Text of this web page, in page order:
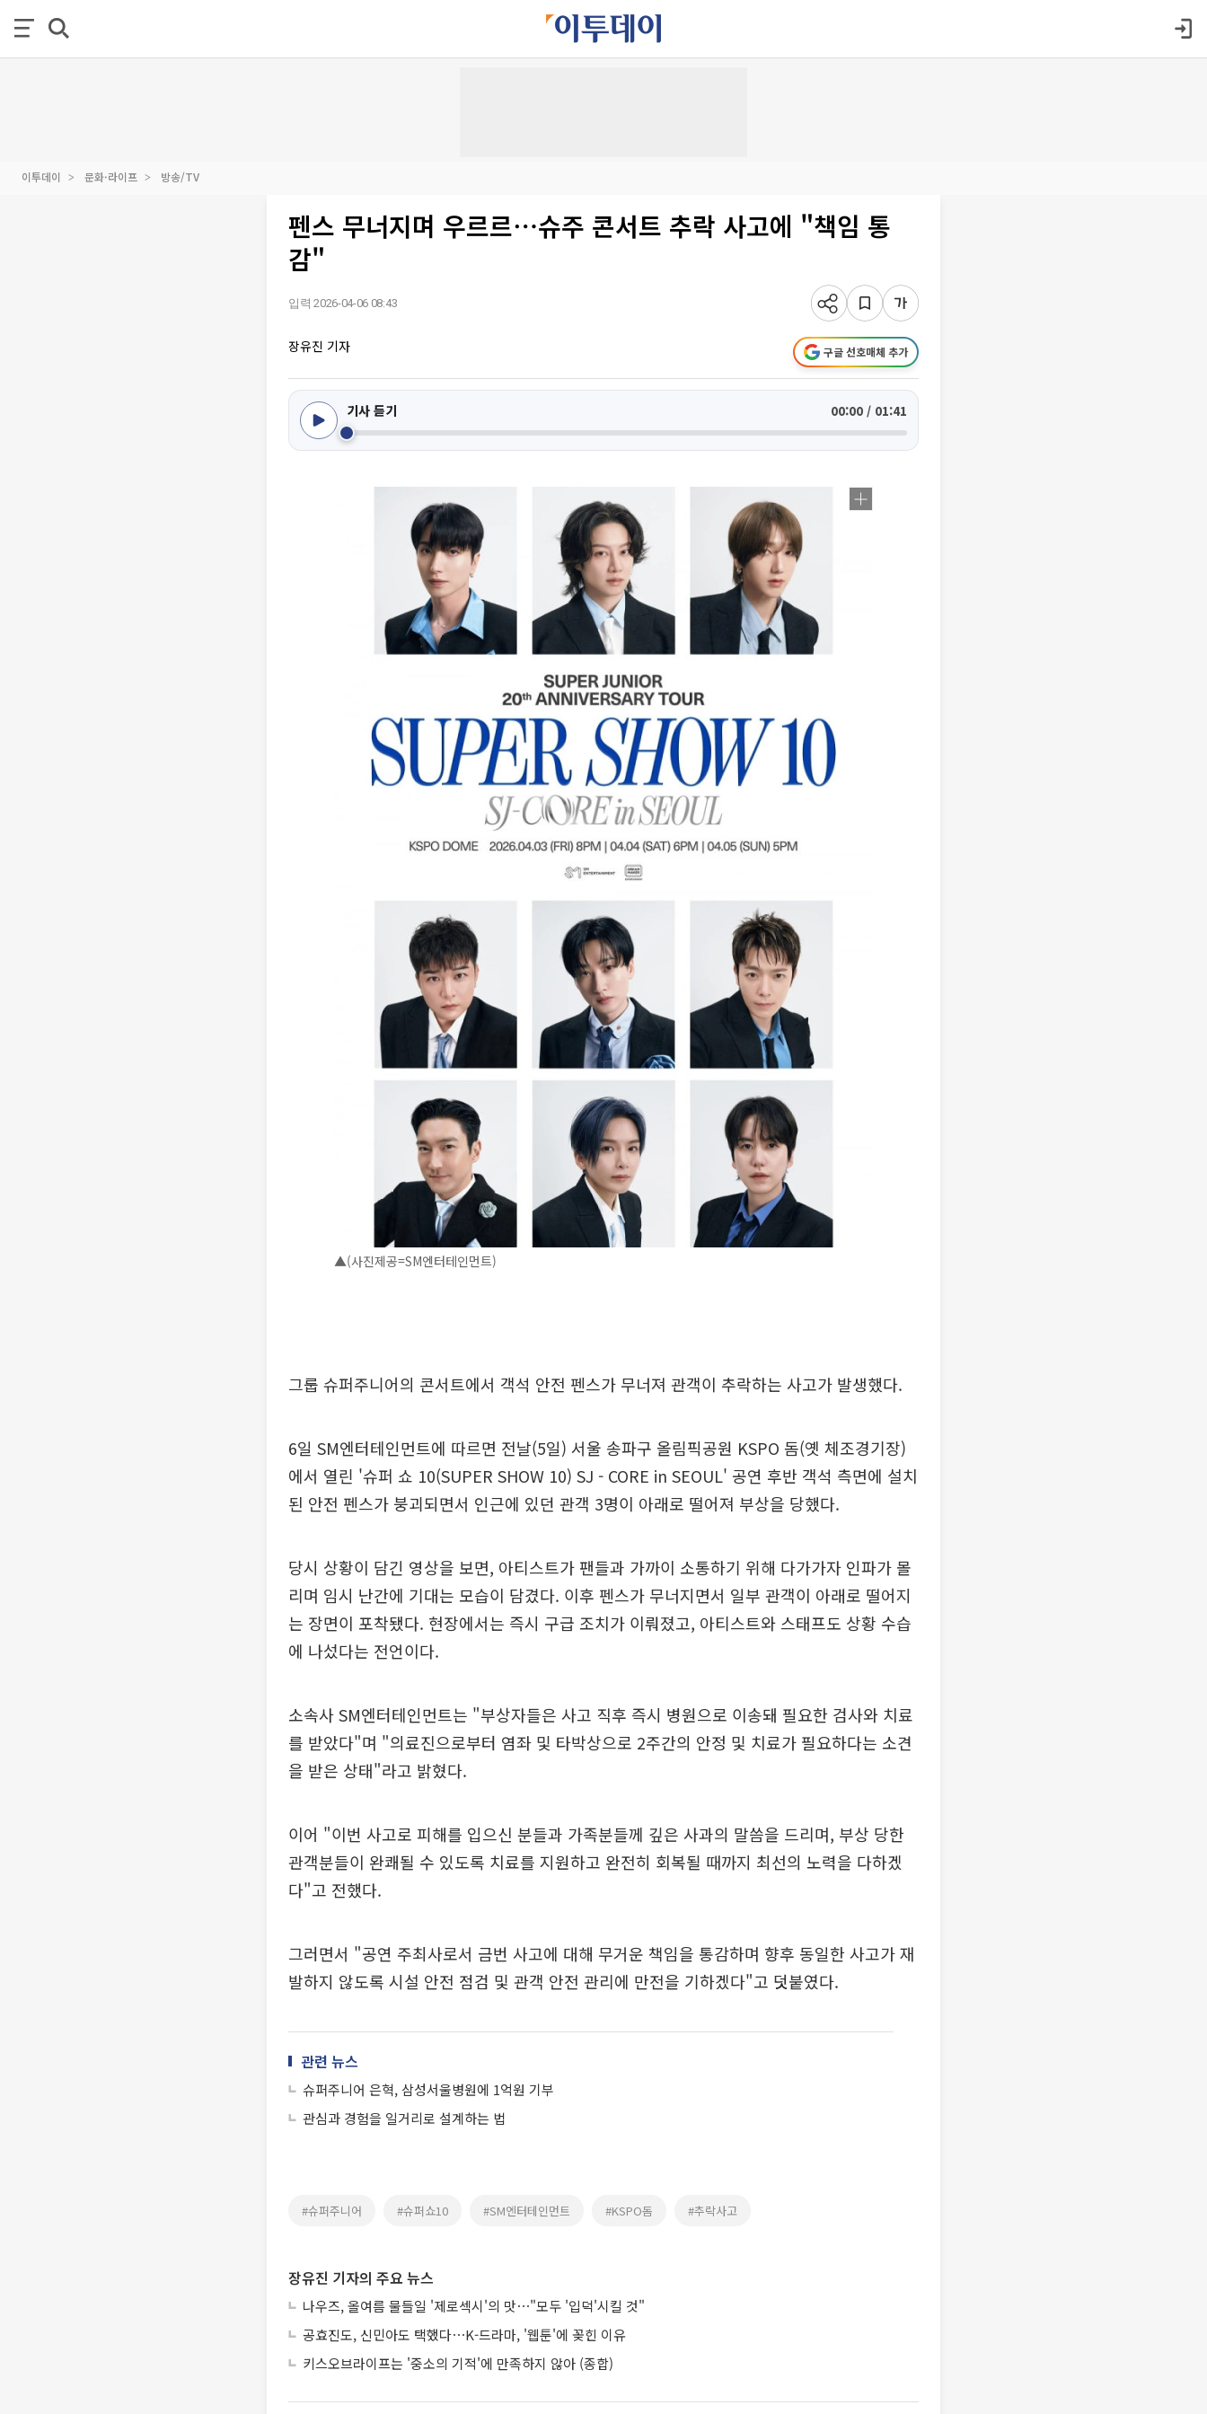
이투데이 문화·라이프 방송/TV
펜스 무너지며 우르르⋯슈주 콘서트 추락 사고에 "책임 통
감"
입력 2026-04-06 08:43
장유진 기자 구글 선호매체 추가
기사 듣기 00:00 / 01:41
▲(사진제공=SM엔터테인먼트)
그룹 슈퍼주니어의 콘서트에서 객석 안전 펜스가 무너져 관객이 추락하는 사고가 발생했다.
6일 SM엔터테인먼트에 따르면 전날(5일) 서울 송파구 올림픽공원 KSPO 돔(옛 체조경기장)
에서 열린 '슈퍼 쇼 10(SUPER SHOW 10) SJ - CORE in SEOUL' 공연 후반 객석 측면에 설치
된 안전 펜스가 붕괴되면서 인근에 있던 관객 3명이 아래로 떨어져 부상을 당했다.
당시 상황이 담긴 영상을 보면, 아티스트가 팬들과 가까이 소통하기 위해 다가가자 인파가 몰
리며 임시 난간에 기대는 모습이 담겼다. 이후 펜스가 무너지면서 일부 관객이 아래로 떨어지
는 장면이 포착됐다. 현장에서는 즉시 구급 조치가 이뤄졌고, 아티스트와 스태프도 상황 수습
에 나섰다는 전언이다.
소속사 SM엔터테인먼트는 "부상자들은 사고 직후 즉시 병원으로 이송돼 필요한 검사와 치료
를 받았다"며 "의료진으로부터 염좌 및 타박상으로 2주간의 안정 및 치료가 필요하다는 소견
을 받은 상태"라고 밝혔다.
이어 "이번 사고로 피해를 입으신 분들과 가족분들께 깊은 사과의 말씀을 드리며, 부상 당한
관객분들이 완쾌될 수 있도록 치료를 지원하고 완전히 회복될 때까지 최선의 노력을 다하겠
다"고 전했다.
그러면서 "공연 주최사로서 금번 사고에 대해 무거운 책임을 통감하며 향후 동일한 사고가 재
발하지 않도록 시설 안전 점검 및 관객 안전 관리에 만전을 기하겠다"고 덧붙였다.
관련 뉴스
슈퍼주니어 은혁, 삼성서울병원에 1억원 기부
관심과 경험을 일거리로 설계하는 법
#슈퍼주니어 #슈퍼쇼10 #SM엔터테인먼트 #KSPO돔 #추락사고
장유진 기자의 주요 뉴스
나우즈, 올여름 물들일 '제로섹시'의 맛⋯"모두 '입덕'시킬 것"
공효진도, 신민아도 택했다⋯K-드라마, '웹툰'에 꽂힌 이유
키스오브라이프는 '중소의 기적'에 만족하지 않아 (종합)